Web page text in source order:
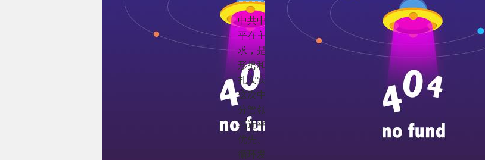
中共中央政治局1月24日下午就努力实现碳达峰碳中和目
平在主持学习时强调，实现碳达峰碳中和，是贯彻新发展
求，是党中央统筹国内国际两个大局作出的重大战略决策
形势和任务，充分认识实现“双碳”目标的紧迫性和艰巨性
扎实实把党中央决策部署落到实处。
这次中央政治局集体学习，由中央政治局同志自学并交流
分管领域和地方的工作作了发言，大家进行了交流。
习近平在主持学习时发表了重要讲话。他指出，党的十八
优先、绿色低碳发展道路，着力推动经济社会发展全面绿
循环发展经济体系，持续推动产业结构和能源结构调整，